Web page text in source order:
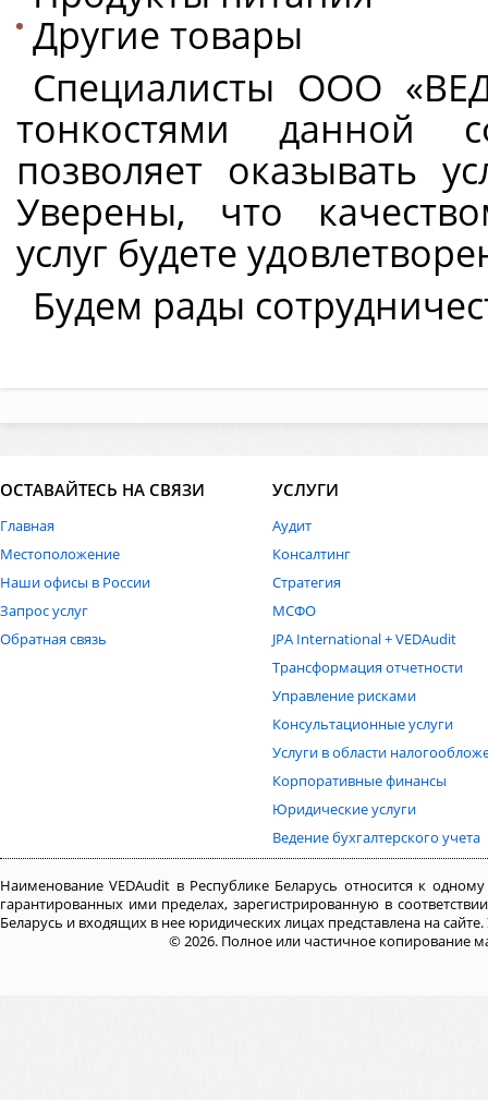
Другие товары
Специалисты ООО
тонкостями данной
позволяет оказывать
Уверены, что
услуг будете
Будем рады
ОСТАВАЙТЕСЬ НА СВЯЗИ
Главная
Местоположение
Наши офисы в России
Запрос услуг
Обратная связь
УСЛУГИ
Аудит
Консалтинг
Стратегия
МСФО
JPA International + VEDAudit
Трансформация отчетности
Управление рисками
Консультационные услуги
Услуги в области
Корпоративные финансы
Юридические услуги
Ведение бухгалтерского учета
Наименование VEDAudit в Республике Беларусь относится к
гарантированных ими пределах, зарегистрированную в
Беларусь и входящих в нее юридических лицах представлена на сайте.
© 2026. Полное или частичное копирование